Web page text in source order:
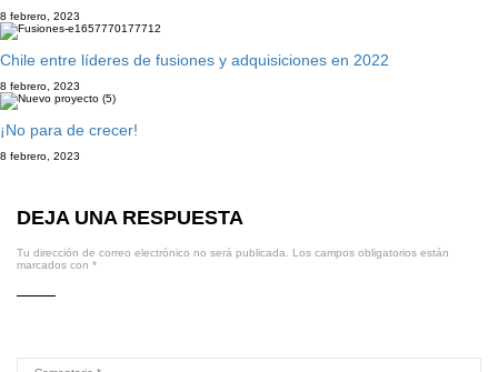
8 febrero, 2023
Chile entre líderes de fusiones y adquisiciones en 2022
8 febrero, 2023
¡No para de crecer!
8 febrero, 2023
DEJA UNA RESPUESTA
Tu dirección de correo electrónico no será publicada.
Los campos obligatorios están
marcados con *